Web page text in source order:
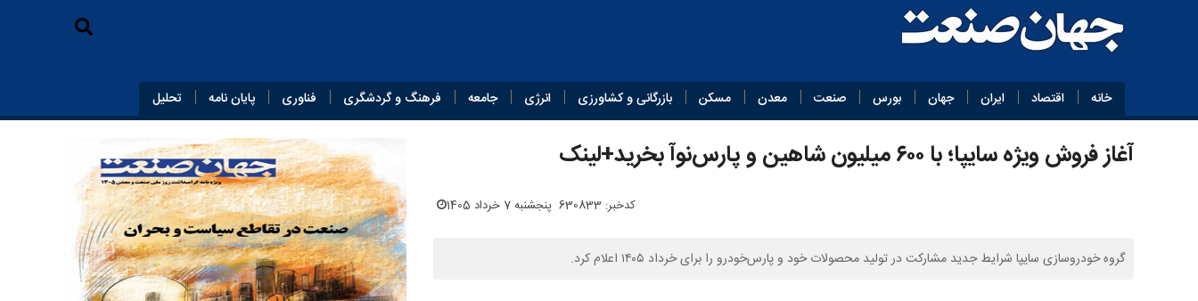
خانه اقتصاد ایران جهان بورس صنعت معدن مسکن بازرگانی و کشاورزی انرژی جامعه فرهنگ و گردشگری فناوری پایان‌ نامه تحلیل
آغاز فروش ویژه سایپا؛ با ۶۰۰ میلیون شاهین و پارس‌نوآ بخرید+لینک
کدخبر: 630833 پنجشنبه 7 خرداد 1405
گروه خودروسازی سایپا شرایط جدید مشارکت در تولید محصولات خود و پارس‌خودرو را برای خرداد ۱۴۰۵ اعلام کرد.